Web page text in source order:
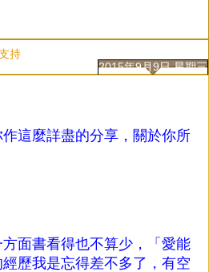
持
2015年9月9日 星期三
這麼詳盡的分享，關於你所
面書看得也不算少，「愛能
歷我是忘得差不多了，有空